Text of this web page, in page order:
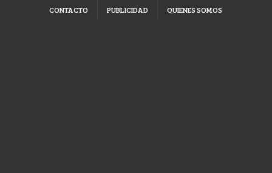
CONTACTO PUBLICIDAD QUIENES SOMOS